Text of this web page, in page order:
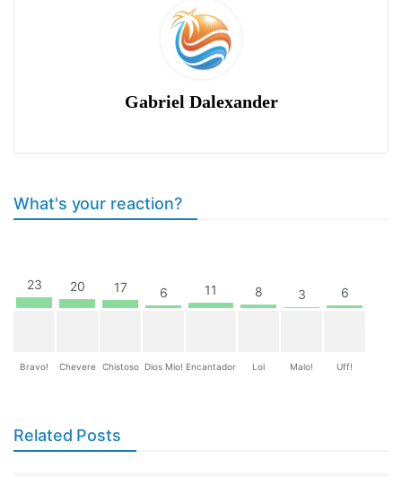
Gabriel Dalexander
What's your reaction?
23
Bravo!
20
Chevere
17
Chistoso
6
Dios Mio!
11
Encantador
8
Lol
3
Malo!
6
Uff!
Related Posts